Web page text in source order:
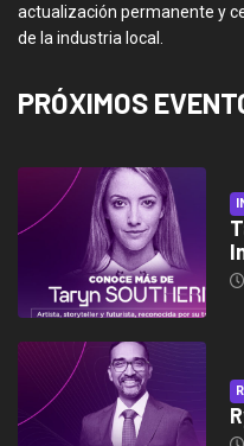
actualización permanente y
de la industria local.
PRÓXIMOS